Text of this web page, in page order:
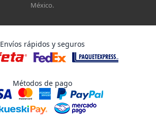
México.
Envíos rápidos y seguros
Métodos de pago